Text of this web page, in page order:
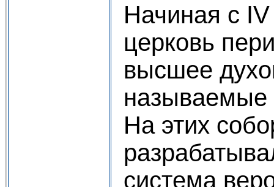
Начиная с IV
церковь
высшее
называемые
На этих
система